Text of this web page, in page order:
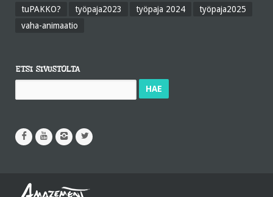
tuPAKKO?
työpaja2023 työpaja 2024
työpaja2025
vaha-animaatio
ETSI SIVUSTOLTA